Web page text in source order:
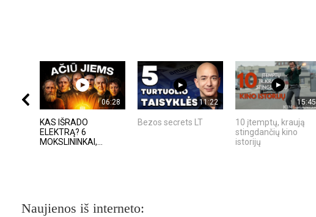
06:28
KAS IŠRADO
ELEKTRĄ? 6
MOKSLININKAI,...
11:22
Bezos secrets LT
15:45
10 įtemptų, kraują
stingdančių kino
istorijų
Naujienos iš interneto: